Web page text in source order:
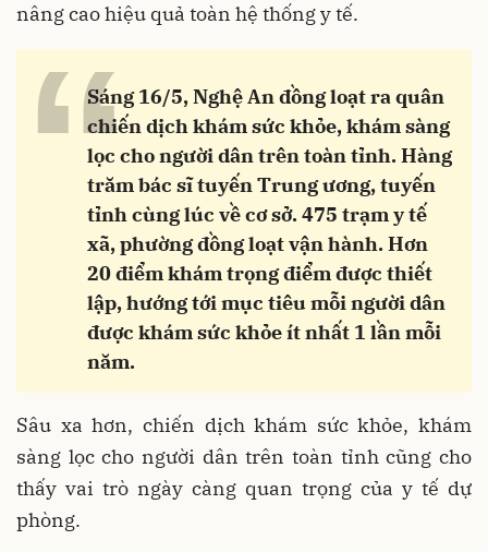
nâng cao hiệu quả toàn hệ thống y tế.
“Sáng 16/5, Nghệ An đồng loạt ra quân
chiến dịch khám sức khỏe, khám sàng
lọc cho người dân trên toàn tỉnh. Hàng
trăm bác sĩ tuyến Trung ương, tuyến
tỉnh cùng lúc về cơ sở. 475 trạm y tế
xã, phường đồng loạt vận hành. Hơn
20 điểm khám trọng điểm được thiết
lập, hướng tới mục tiêu mỗi người dân
được khám sức khỏe ít nhất 1 lần mỗi
năm.
Sâu xa hơn, chiến dịch khám sức khỏe, khám
sàng lọc cho người dân trên toàn tỉnh cũng cho
thấy vai trò ngày càng quan trọng của y tế dự
phòng.